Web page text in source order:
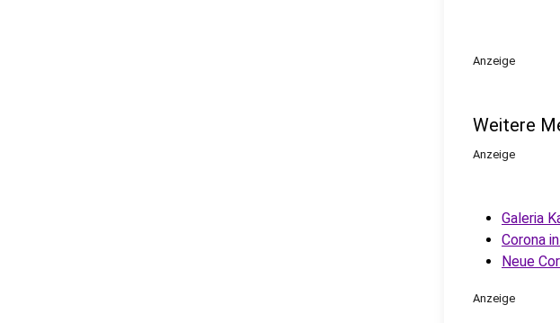
Anzeige
Weitere
Anzeige
Galeria
Corona
Neue
Anzeige